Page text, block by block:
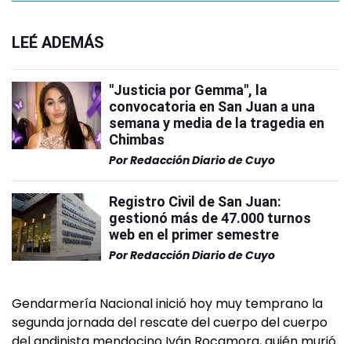
LEÉ ADEMÁS
"Justicia por Gemma", la
convocatoria en San Juan a una
semana y media de la tragedia en
Chimbas
PorRedacción Diario de Cuyo
Registro Civil de San Juan:
gestionó más de 47.000 turnos
web en el primer semestre
PorRedacción Diario de Cuyo
Gendarmería Nacional inició hoy muy temprano la
segunda jornada del rescate del cuerpo del cuerpo